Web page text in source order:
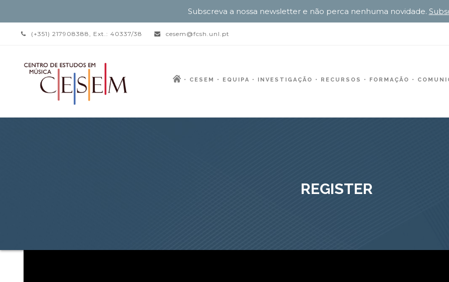
(+351) 217908388, Ext.: 40337/38 cesem@fcsh.unl.pt
CESEM EQUIPA INVESTIGAÇÃO RECURSOS FORMAÇÃO
REGISTER
Subscreva a nossa newsletter e não perca nenhuma novidade.